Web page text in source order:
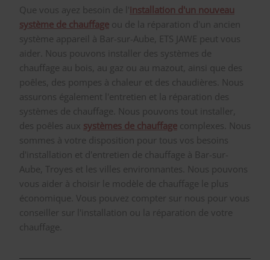
Que vous ayez besoin de l'installation d'un nouveau
système de chauffage ou de la réparation d'un ancien
système appareil à Bar-sur-Aube, ETS JAWE peut vous
aider. Nous pouvons installer des systèmes de
chauffage au bois, au gaz ou au mazout, ainsi que des
poêles, des pompes à chaleur et des chaudières. Nous
assurons également l'entretien et la réparation des
systèmes de chauffage. Nous pouvons tout installer,
des poêles aux systèmes de chauffage complexes. Nous
sommes à votre disposition pour tous vos besoins
d'installation et d'entretien de chauffage à Bar-sur-
Aube, Troyes et les villes environnantes. Nous pouvons
vous aider à choisir le modèle de chauffage le plus
économique. Vous pouvez compter sur nous pour vous
conseiller sur l'installation ou la réparation de votre
chauffage.